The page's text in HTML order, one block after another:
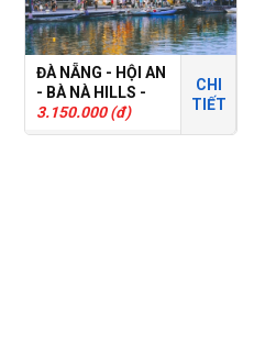
ĐÀ NẴNG - HỘI AN
- BÀ NÀ HILLS -
CÙ LAO CHÀM
3N2Đ
3.150.000 (đ)
CHI
TIẾT